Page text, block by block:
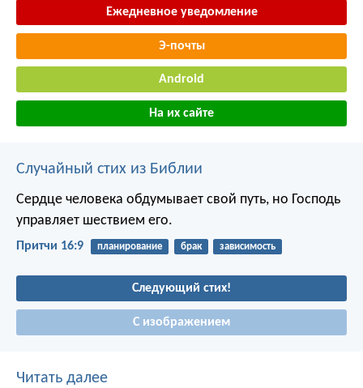
Ежедневное уведомление
Э-почты
Android
На их сайте
Случайный стих из Библии
Сердце человека обдумывает свой путь, но Господь
управляет шествием его.
Притчи 16:9 планирование брак зависимость
Следующий стих!
С изображением
Читать далее